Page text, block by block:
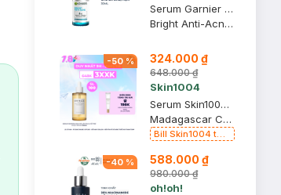
Serum Garnier Giảm Mụn Mờ Thâm Cho Da Dầu, Mụn 30ml
Bright Anti-Acne Booster Serum
-50% 324.000 ₫
648.000 ₫
Skin1004
Serum Skin1004 Rau Má Làm Dịu & Hỗ Trợ Phục Hồi Da 100ml
Madagascar Centella Ampoule
Bill Skin1004 từ
Chống Nắng Cho
Da Nhạy Cảm SPF
50+ 20ml (SL Có
-40 % 588.000 ₫
980.000 ₫
oh!oh!